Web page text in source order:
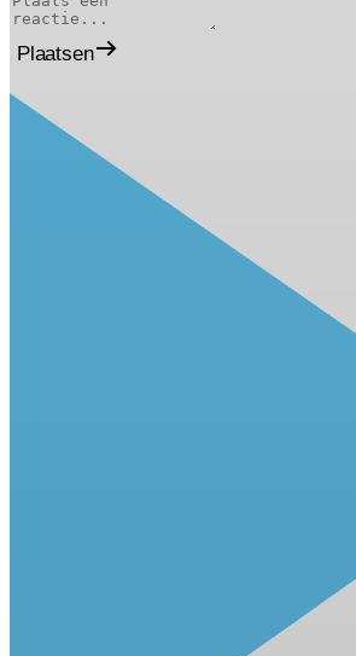
Plaatsen